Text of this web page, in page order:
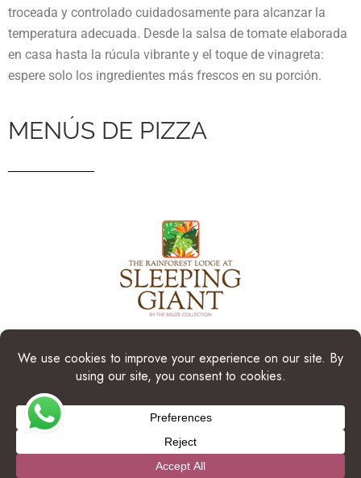
troceada y controlado cuidadosamente para alcanzar la
temperatura adecuada. Desde la salsa de tomate elaborada
en casa hasta la rúcula vibrante y el toque de vinagreta:
espere solo los ingredientes más frescos en su porción.
MENÚS DE PIZZA